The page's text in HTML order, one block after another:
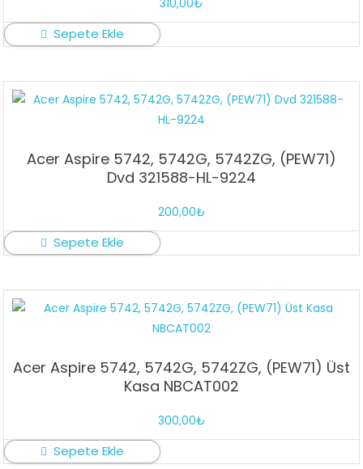
Sepete Ekle
Acer Aspire 5742, 5742G, 5742ZG, (PEW71)
Dvd 321588-HL-9224
200,00₺
Sepete Ekle
Acer Aspire 5742, 5742G, 5742ZG, (PEW71) Üst
Kasa NBCAT002
300,00₺
Sepete Ekle